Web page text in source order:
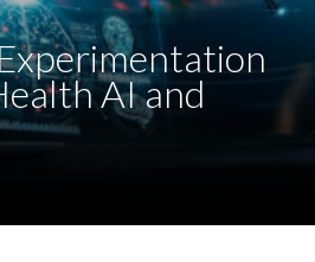
AI and